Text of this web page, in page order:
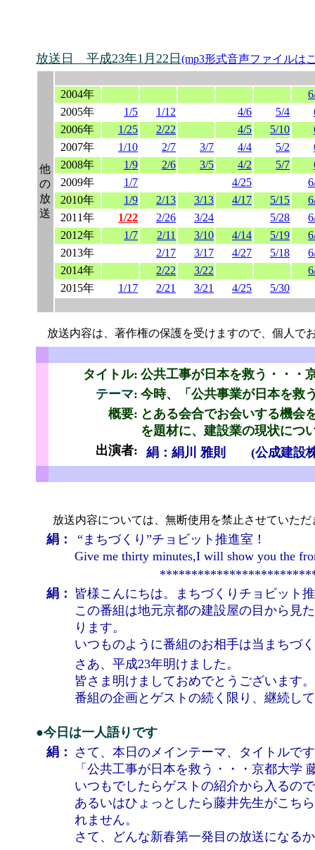
放送日 平成23年1月22日 (mp3形式音声ファイルは
他
の
放
送
2004年
2005年
1/5 1/12 4/6 5/4
2006年
1/25 2/22 4/5 5/10
2007年
1/10 2/7 3/7 4/4 5/2
2008年
1/9 2/6 3/5 4/2 5/7
2009年
1/7 4/25
2010年
1/9 2/13 3/13 4/17 5/15
2011年
1/22 2/26 3/24 5/28
2012年
1/7 2/11 3/10 4/14 5/19
2013年
2/17 3/17 4/27 5/18
2014年
2/22 3/22
2015年
1/17 2/21 3/21 4/25 5/30
放送内容は、著作権の保護を受けますので、個人で
タイトル: 公共工事が日本を救う・・
テーマ: 今時、「公共事業が日本を救
概要: とある会合でお会いする機
を題材に、建設業の現状につ
出演者:
絹：絹川 雅則 (公成建設
放送内容については、無断使用を禁止させていただ
絹：
“まちづくり”チョビット推進室！
Give me thirty minutes,I will show you the
絹：
皆様こんにちは。まちづくりチョビット
この番組は地元京都の建設屋の目から見
ります。
いつものように番組のお相手は当まちづ
さあ、平成23年明けました。
皆さま明けましておめでとうございます
番組の企画とゲストの続く限り、継続し
●今日は一人語りです
絹：
さて、本日のメインテーマ、タイトルで
「公共工事が日本を救う・・・京都大学
いつもでしたらゲストの紹介から入るの
あるいはひょっとしたら藤井先生がこち
れません。
さて、どんな新春第一発目の放送になる